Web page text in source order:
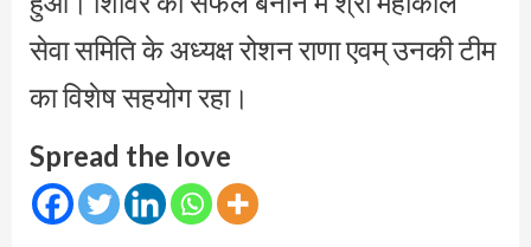
सेवा समिति के अध्यक्ष रोशन राणा एवम् उनकी टीम
का विशेष सहयोग रहा।
Spread the love